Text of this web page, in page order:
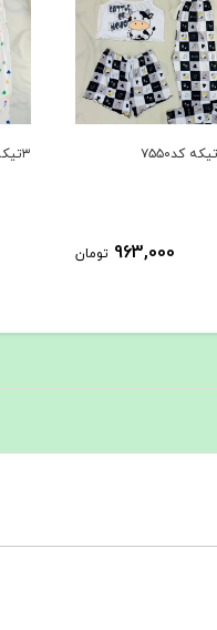
963,000 تومان
۳تیکه کد۷۵۴۹